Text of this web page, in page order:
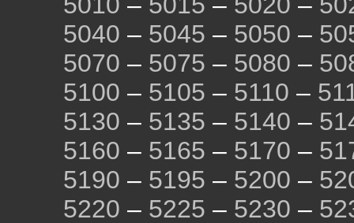
5040 – 5045 – 5050 –
5070 – 5075 – 5080 –
5100 – 5105 – 5110 –
5130 – 5135 – 5140 –
5160 – 5165 – 5170 –
5190 – 5195 – 5200 –
5220 – 5225 – 5230 –